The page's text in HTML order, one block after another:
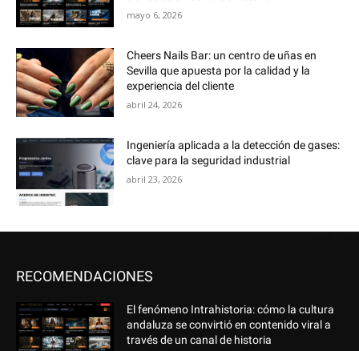
mayo 6, 2026
Cheers Nails Bar: un centro de uñas en
Sevilla que apuesta por la calidad y la
experiencia del cliente
abril 24, 2026
Ingeniería aplicada a la detección de gases:
clave para la seguridad industrial
abril 23, 2026
RECOMENDACIONES
El fenómeno Intrahistoria: cómo la cultura
andaluza se convirtió en contenido viral a
través de un canal de historia